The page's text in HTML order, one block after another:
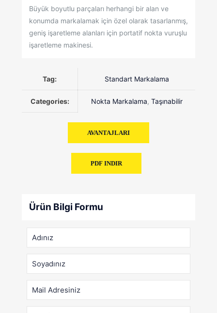
Büyük boyutlu parçaları herhangi bir alan ve
konumda markalamak için özel olarak tasarlanmış,
geniş işaretleme alanları için portatif nokta vuruşlu
işaretleme makinesi.
Tag: Standart Markalama
Categories: Nokta Markalama, Taşınabilir
AVANTAJLARI
PDF INDIR
Ürün Bilgi Formu